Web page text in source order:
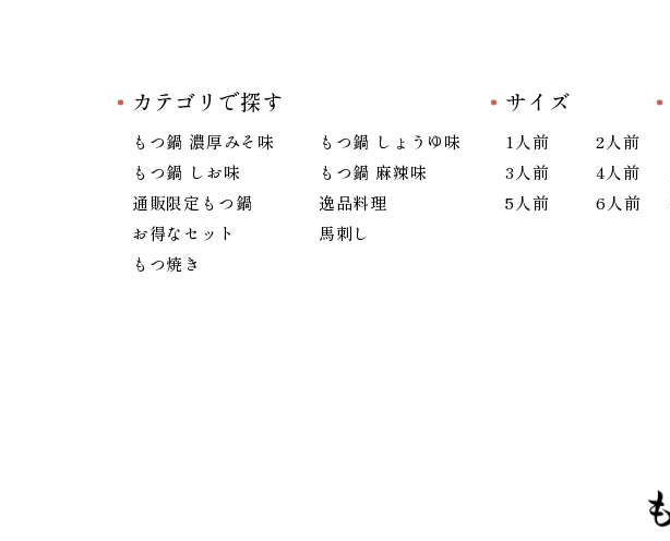
カテゴリで探す
もつ鍋 濃厚みそ味
もつ鍋 しょうゆ味
もつ鍋 しお味
もつ鍋 麻辣味
通販限定もつ鍋
逸品料理
お得なセット
馬刺し
もつ焼き
サイズ
1人前
2人前
3人前
4人前
5人前
6人前